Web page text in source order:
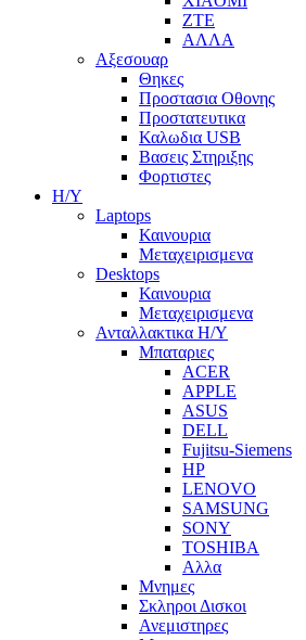
ZTE
ΑΛΛΑ
Αξεσουαρ
Θηκες
Προστασια Οθονης
Προστατευτικα
Καλωδια USB
Βασεις Στηριξης
Φορτιστες
Η/Υ
Laptops
Καινουρια
Μεταχειρισμενα
Desktops
Καινουρια
Μεταχειρισμενα
Ανταλλακτικα H/Y
Μπαταριες
ACER
APPLE
ASUS
DELL
Fujitsu-Siemens
HP
LENOVO
SAMSUNG
SONY
TOSHIBA
Αλλα
Μνημες
Σκληροι Δισκοι
Ανεμιστηρες